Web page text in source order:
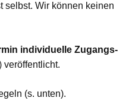
selbst. Wir können keinen
individuelle Zugangs-
veröffentlicht.
(s. unten).